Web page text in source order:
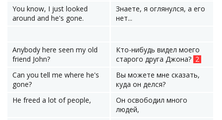
You know, I just looked
around and he's gone.
Знаете, я оглянулся, а его
нет...
Anybody here seen my old
friend John?
Кто-нибудь видел моего
старого друга Джона? 2
Can you tell me where he's
gone?
Вы можете мне сказать,
куда он делся?
He freed a lot of people,
Он освободил много
людей,